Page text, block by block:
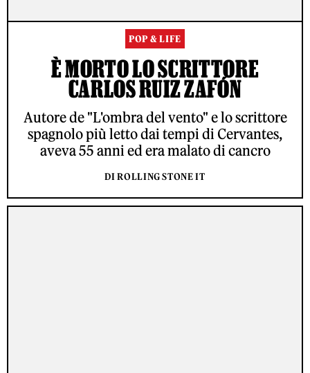
POP & LIFE
È MORTO LO SCRITTORE
CARLOS RUIZ ZAFÓN
Autore de "L'ombra del vento" e lo scrittore
spagnolo più letto dai tempi di Cervantes,
aveva 55 anni ed era malato di cancro
DI ROLLING STONE IT